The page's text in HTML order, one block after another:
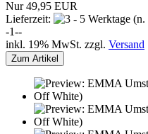
Nur 49,95 EUR
Lieferzeit:
-1--
inkl. 19% MwSt. zzgl. Versand
Zum Artikel